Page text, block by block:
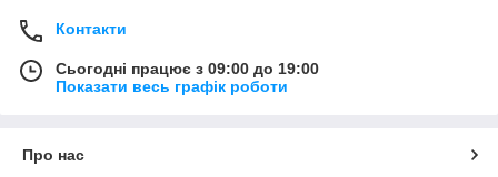
Контакти
Сьогодні працює з 09:00 до 19:00
Показати весь графік роботи
Про нас